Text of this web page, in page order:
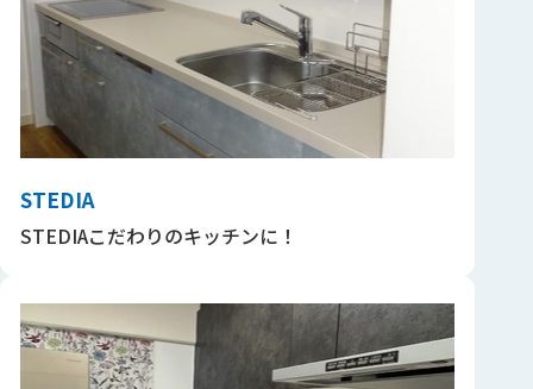
STEDIA
STEDIAこだわりのキッチンに！